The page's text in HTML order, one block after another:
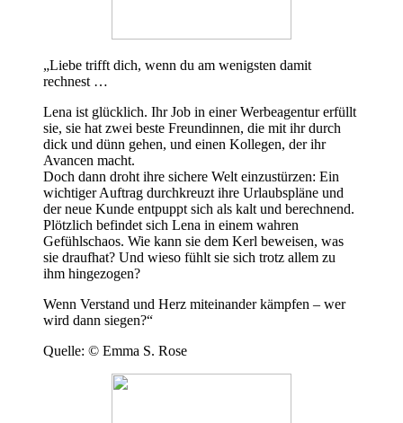
„Liebe trifft dich, wenn du am wenigsten damit
rechnest …
Lena ist glücklich. Ihr Job in einer Werbeagentur erfüllt
sie, sie hat zwei beste Freundinnen, die mit ihr durch
dick und dünn gehen, und einen Kollegen, der ihr
Avancen macht.
Doch dann droht ihre sichere Welt einzustürzen: Ein
wichtiger Auftrag durchkreuzt ihre Urlaubspläne und
der neue Kunde entpuppt sich als kalt und berechnend.
Plötzlich befindet sich Lena in einem wahren
Gefühlschaos. Wie kann sie dem Kerl beweisen, was
sie draufhat? Und wieso fühlt sie sich trotz allem zu
ihm hingezogen?
Wenn Verstand und Herz miteinander kämpfen – wer
wird dann siegen?“
Quelle: © Emma S. Rose